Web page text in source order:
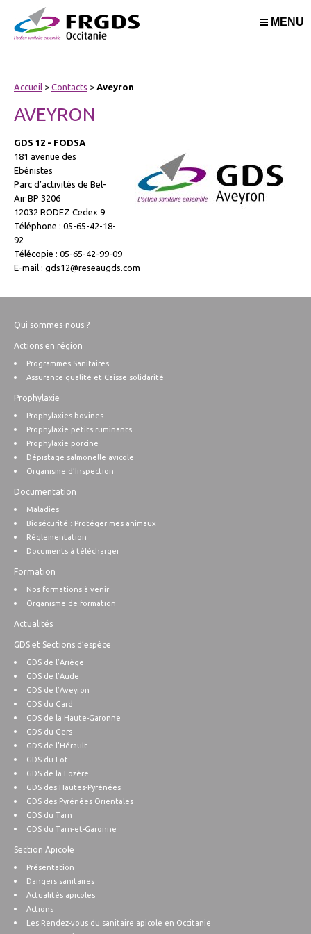
MENU
Accueil > Contacts > Aveyron
AVEYRON
GDS 12 - FODSA
181 avenue des
Ebénistes
Parc d’activités de Bel-
Air BP 3206
12032 RODEZ Cedex 9
Téléphone : 05-65-42-18-
92
Télécopie : 05-65-42-99-09
E-mail : gds12@reseaugds.com
Qui sommes-nous ?
Actions en région
Programmes Sanitaires
Assurance qualité et Caisse solidarité
Prophylaxie
Prophylaxies bovines
Prophylaxie petits ruminants
Prophylaxie porcine
Dépistage salmonelle avicole
Organisme d’Inspection
Documentation
Maladies
Biosécurité : Protéger mes animaux
Réglementation
Documents à télécharger
Formation
Nos formations à venir
Organisme de formation
Actualités
GDS et Sections d’espèce
GDS de l’Ariège
GDS de l’Aude
GDS de l’Aveyron
GDS du Gard
GDS de la Haute-Garonne
GDS du Gers
GDS de l’Hérault
GDS du Lot
GDS de la Lozère
GDS des Hautes-Pyrénées
GDS des Pyrénées Orientales
GDS du Tarn
GDS du Tarn-et-Garonne
Section Apicole
Présentation
Dangers sanitaires
Actualités apicoles
Actions
Les Rendez-vous du sanitaire apicole en Occitanie